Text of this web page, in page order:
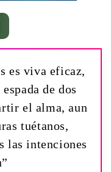
es viva eficaz,
de dos
el alma, aun
tuétanos,
las intenciones